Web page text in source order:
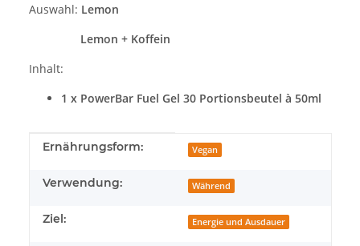
Auswahl: Lemon
Lemon + Koffein
Inhalt:
1 x PowerBar Fuel Gel 30 Portionsbeutel à 50ml
Produkteigenschaft
Wert
Ernährungsform: Vegan
Verwendung: Während
Ziel: Energie und Ausdauer